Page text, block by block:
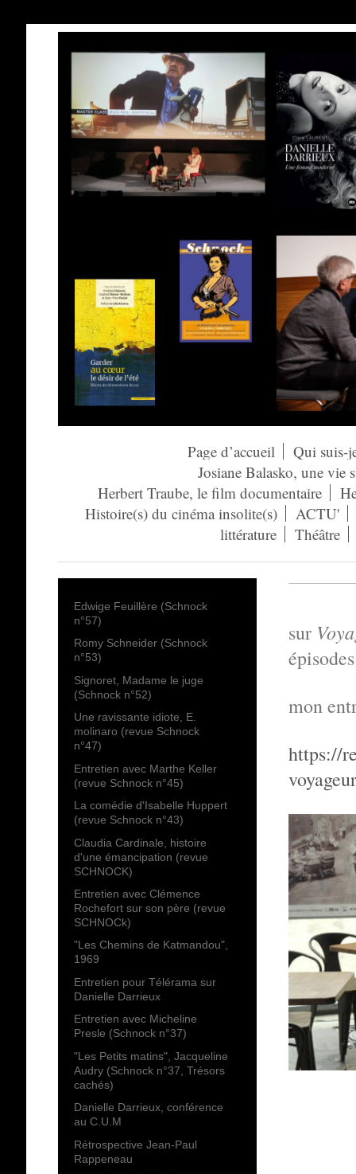
Page d’accueil
Qui suis-
Josiane Balasko, une vie
Herbert Traube, le film documentaire
Histoire(s) du cinéma insolite(s)
ACTU'
littérature
Théâtre
sur
épisodes
mon
https://
Edwige Feuillère (Schnock
n°57)
Romy Schneider (Schnock
n°53)
Signoret, Madame le juge
(Schnock n°52)
Une ravissante idiote, E.
molinaro (revue Schnock
n°47)
Entretien avec Marthe Keller
(revue Schnock n°45)
La comédie d'Isabelle Huppert
(revue Schnock n°43)
Claudia Cardinale, histoire
d'une émancipation (revue
SCHNOCK)
Entretien avec Clémence
Rochefort sur son père (revue
SCHNOCk)
"Les Chemins de Katmandou",
1969
Entretien pour Télérama sur
Danielle Darrieux
Entretien avec Micheline
Presle (Schnock n°37)
"Les Petits matins", Jacqueline
Audry (Schnock n°37, Trésors
cachés)
Danielle Darrieux, conférence
au C.U.M
Rétrospective Jean-Paul
Rappeneau